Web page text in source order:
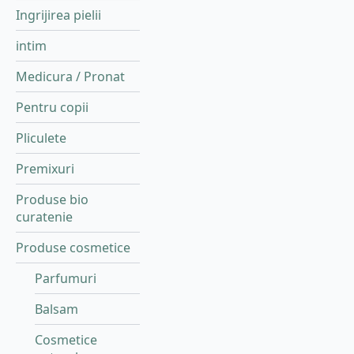
Ingrijirea pielii
intim
Medicura / Pronat
Pentru copii
Pliculete
Premixuri
Produse bio
curatenie
Produse cosmetice
Parfumuri
Balsam
Cosmetice